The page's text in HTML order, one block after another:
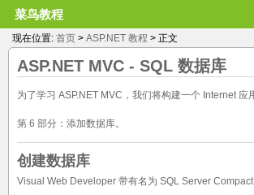
菜鸟教程
现在位置: 首页 > ASP.NET 教程 > 正文
ASP.NET MVC - SQL 数据库
为了学习 ASP.NET MVC，我们将构建一个 Internet 应
第 6 部分：添加数据库。
创建数据库
Visual Web Developer 带有名为 SQL Server